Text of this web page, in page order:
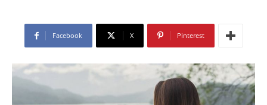
Facebook X Pinterest